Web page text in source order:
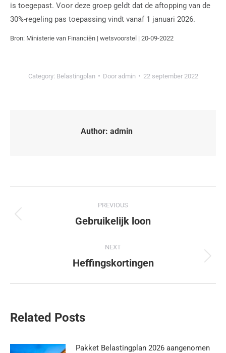
is toegepast. Voor deze groep geldt dat de aftopping van de
30%-regeling pas toepassing vindt vanaf 1 januari 2026.
Bron: Ministerie van Financiën | wetsvoorstel | 20-09-2022
Category: Belastingplan Door admin 22 september 2022
Author: admin
PREVIOUS
Gebruikelijk loon
NEXT
Heffingskortingen
Related Posts
Pakket Belastingplan 2026 aangenomen